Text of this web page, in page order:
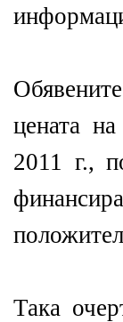
цената
2011 г.,
Така